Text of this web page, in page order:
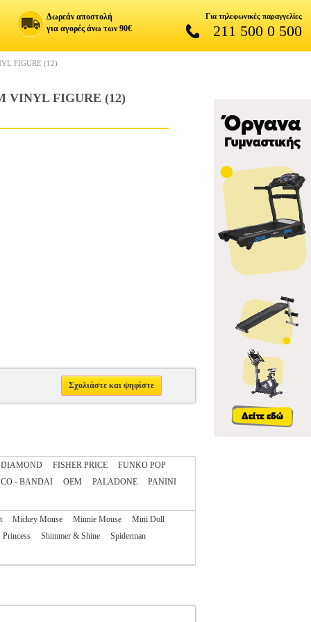
Δωρεάν αποστολή
για αγορές άνω των 90€
Για τηλεφωνικές παραγγελίες
211 500 0 500
FIGURE (12)
VINYL FIGURE (12)
Σχολιάστε και ψηφίστε
DIAMOND FISHER PRICE
FUNKO POP
- BANDAI OEM PALADONE
PANINI
Mickey Mouse Minnie Mouse
Mini Doll
Princess Shimmer & Shine
Spiderman